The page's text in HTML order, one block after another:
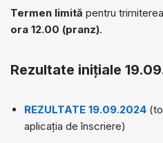
Termen limită pentru
ora 12.00 (pranz).
Rezultate inițiale
REZULTATE 19.09.2024
aplicația de înscriere)